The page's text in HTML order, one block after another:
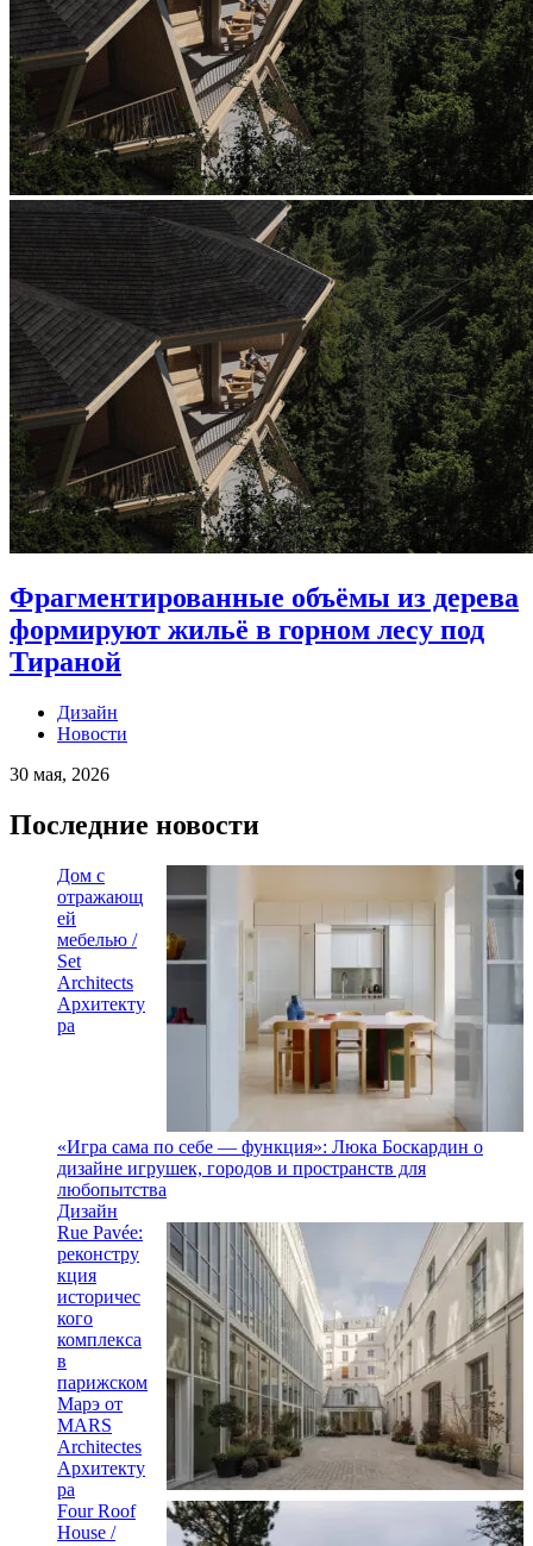
Фрагментированные объёмы из дерева
формируют жильё в горном лесу под
Тираной
Дизайн
Новости
30 мая, 2026
Последние новости
Дом с
отражающ
ей
мебелью /
Set
Architects
Архитекту
ра
«Игра сама по себе — функция»: Люка Боскардин о
дизайне игрушек, городов и пространств для
любопытства
Дизайн
Rue Pavée:
реконстру
кция
историчес
кого
комплекса
в
парижском
Марэ от
MARS
Architectes
Архитекту
ра
Four Roof
House /